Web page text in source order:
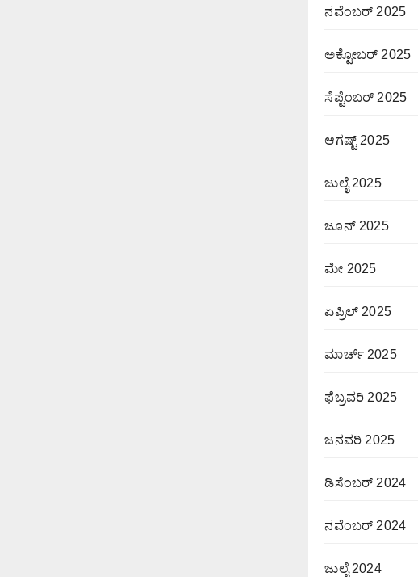
ನವೆಂಬರ್ 2025
ಅಕ್ಟೋಬರ್ 2025
ಸೆಪ್ಟೆಂಬರ್ 2025
ಆಗಷ್ಟ್ 2025
ಜುಲೈ 2025
ಜೂನ್ 2025
ಮೇ 2025
ಏಪ್ರಿಲ್ 2025
ಮಾರ್ಚ್ 2025
ಫೆಬ್ರವರಿ 2025
ಜನವರಿ 2025
ಡಿಸೆಂಬರ್ 2024
ನವೆಂಬರ್ 2024
ಜುಲೈ 2024